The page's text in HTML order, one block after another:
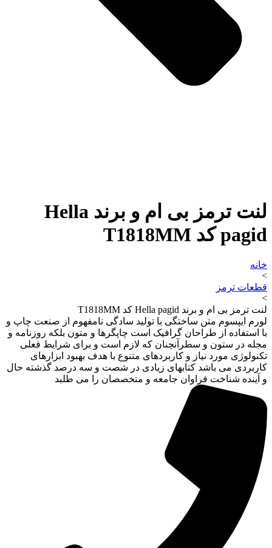
لنت ترمز بی ام و برند Hella
pagid کد T1818MM
خانه
>
قطعات ترمز
>
لنت ترمز بی ام و برند Hella pagid کد T1818MM
لورم ایپسوم متن ساختگی با تولید سادگی نامفهوم از صنعت چاپ و
با استفاده از طراحان گرافیک است چاپگرها و متون بلکه روزنامه و
مجله در ستون و سطرآنچنان که لازم است و برای شرایط فعلی
تکنولوژی مورد نیاز و کاربردهای متنوع با هدف بهبود ابزارهای
کاربردی می باشد کتابهای زیادی در شصت و سه درصد گذشته حال
و آینده شناخت فراوان جامعه و متخصصان را می طلبد